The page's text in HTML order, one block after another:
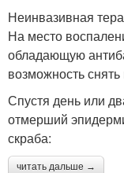
Неинвазивная
На место
обладающую
возможность снять
Спустя день или
отмерший
скраба:
читать дальше →